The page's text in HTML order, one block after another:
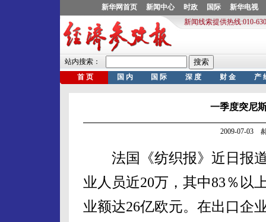
一季度突尼
2009-07-03
法国《纺织报》近日报道
业人员近20万，其中83％以
业额达26亿欧元。在出口企